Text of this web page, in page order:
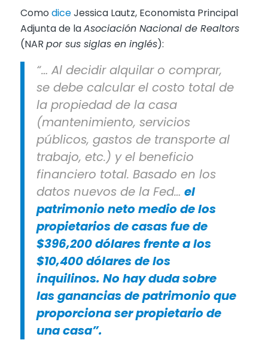
Como diceJessica Lautz, Economista Principal
Adjunta de laAsociación Nacional de Realtors
(NAR por sus siglas en inglés):
“… Al decidir alquilar o comprar,
se debe calcular el costo total de
la propiedad de la casa
(mantenimiento, servicios
públicos, gastos de transporte al
trabajo, etc.) y el beneficio
financiero total. Basado en los
datos nuevos de la Fed… el
patrimonio neto medio de los
propietarios de casas fue de
$396,200 dólares frente a los
$10,400 dólares de los
inquilinos. No hay duda sobre
las ganancias de patrimonio que
proporciona ser propietario de
una casa”.